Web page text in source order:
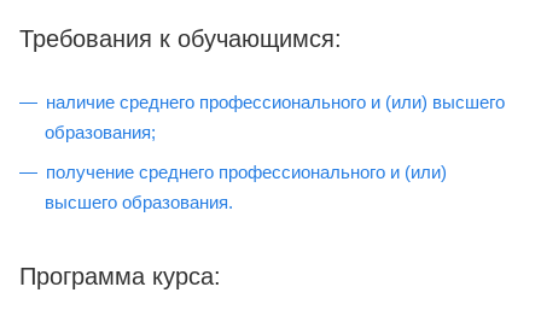
Требования к обучающимся:
наличие среднего профессионального и (или) высшего
образования;
получение среднего профессионального и (или)
высшего образования.
Программа курса: